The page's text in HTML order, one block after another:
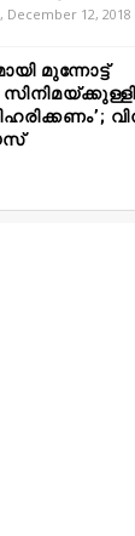
December 12, 2018
മുന്നോട്ട്